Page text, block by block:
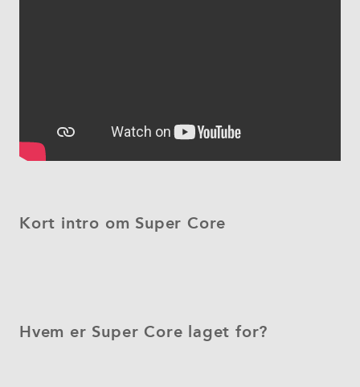
Kort intro om Super Core
Hvem er Super Core laget for?